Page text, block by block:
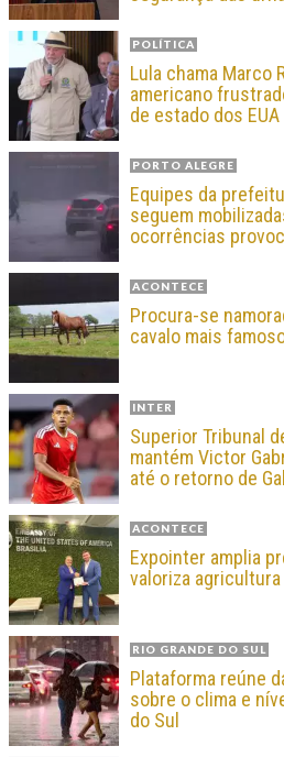
POLÍTICA
Lula chama Marco
americano
de estado dos EUA
PORTO ALEGRE
Equipes da
seguem
ocorrências
ACONTECE
Procura-se
cavalo mais
INTER
Superior Tribunal
mantém Victor
até o retorno de
ACONTECE
Expointer amplia
valoriza
RIO GRANDE DO SUL
Plataforma reúne
sobre o clima e
do Sul